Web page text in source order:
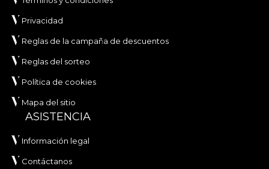
Privacidad
Reglas de la campaña de descuentos
Reglas del sorteo
Política de cookies
Mapa del sitio
ASISTENCIA
Información legal
Contáctanos